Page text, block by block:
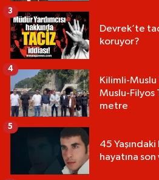
Devrek’te
koruyor?
3
Kilimli-
Muslu-Filyos
metre
4
45 Yaşındaki
hayatına
5